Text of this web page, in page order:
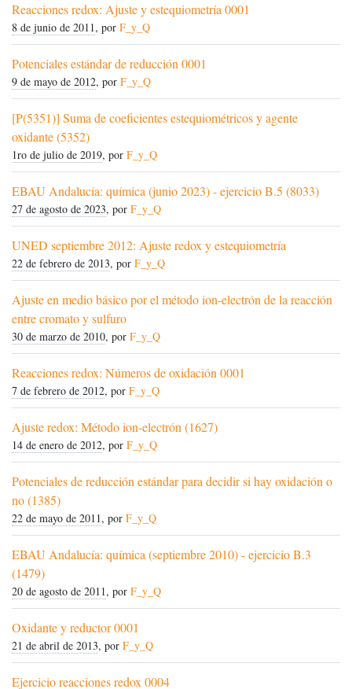
Reacciones redox: Ajuste y estequiometría 0001
8 de junio de 2011, por F_y_Q
Potenciales estándar de reducción 0001
9 de mayo de 2012, por F_y_Q
[P(5351)] Suma de coeficientes estequiométricos y agente
oxidante (5352)
1ro de julio de 2019, por F_y_Q
EBAU Andalucía: química (junio 2023) - ejercicio B.5 (8033)
27 de agosto de 2023, por F_y_Q
UNED septiembre 2012: Ajuste redox y estequiometría
22 de febrero de 2013, por F_y_Q
Ajuste en medio básico por el método ion-electrón de la reacción
entre cromato y sulfuro
30 de marzo de 2010, por F_y_Q
Reacciones redox: Números de oxidación 0001
7 de febrero de 2012, por F_y_Q
Ajuste redox: Método ion-electrón (1627)
14 de enero de 2012, por F_y_Q
Potenciales de reducción estándar para decidir si hay oxidación o
no (1385)
22 de mayo de 2011, por F_y_Q
EBAU Andalucía: química (septiembre 2010) - ejercicio B.3
(1479)
20 de agosto de 2011, por F_y_Q
Oxidante y reductor 0001
21 de abril de 2013, por F_y_Q
Ejercicio reacciones redox 0004